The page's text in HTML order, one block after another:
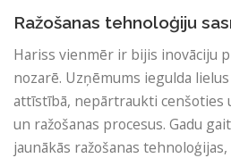
Ražošanas tehnoloģiju
Hariss vienmēr ir bijis inovāciju
nozarē. Uzņēmums iegulda
attīstībā, nepārtraukti cenšoties
un ražošanas procesus. Gadu
jaunākās ražošanas